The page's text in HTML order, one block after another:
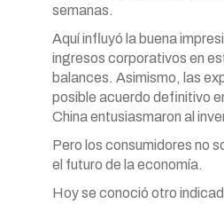
semanas.
Aquí influyó la buena
ingresos corporativos en
balances. Asimismo, las
posible acuerdo definitivo
China entusiasmaron al
Pero los consumidores no
el futuro de la economía.
Hoy se conoció otro